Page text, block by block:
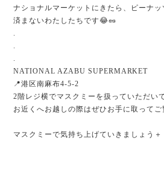
ナショナルマーケットにきたら、ピーナ
済まないわたしたちです😂🥜
.
.
.
NATIONAL AZABU SUPERMARKET
📍港区南麻布4-5-2
2階レジ横でマスクミーを扱っていただい
お近くへお越しの際はぜひお手に取ってご
マスクミーで気持ち上げていきましょう＋